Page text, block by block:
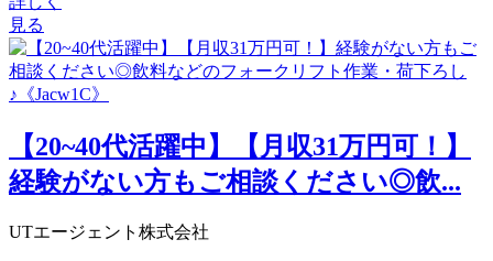
見る
【20~40代活躍中】【月収31万円可！】
経験がない方もご相談ください◎飲...
UTエージェント株式会社